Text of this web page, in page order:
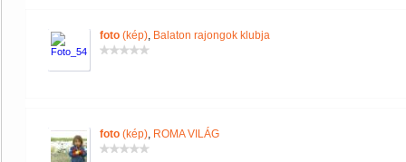
foto (kép), Balaton rajongok klubja
foto (kép), ROMA VILÁG